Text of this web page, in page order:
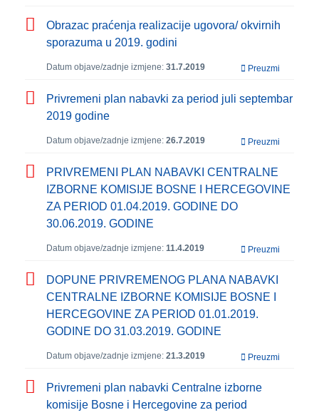
Obrazac praćenja realizacije ugovora/ okvirnih
sporazuma u 2019. godini
Datum objave/zadnje izmjene: 31.7.2019 Preuzmi
Privremeni plan nabavki za period juli septembar
2019 godine
Datum objave/zadnje izmjene: 26.7.2019 Preuzmi
PRIVREMENI PLAN NABAVKI CENTRALNE
IZBORNE KOMISIJE BOSNE I HERCEGOVINE
ZA PERIOD 01.04.2019. GODINE DO
30.06.2019. GODINE
Datum objave/zadnje izmjene: 11.4.2019 Preuzmi
DOPUNE PRIVREMENOG PLANA NABAVKI
CENTRALNE IZBORNE KOMISIJE BOSNE I
HERCEGOVINE ZA PERIOD 01.01.2019.
GODINE DO 31.03.2019. GODINE
Datum objave/zadnje izmjene: 21.3.2019 Preuzmi
Privremeni plan nabavki Centralne izborne
komisije Bosne i Hercegovine za period